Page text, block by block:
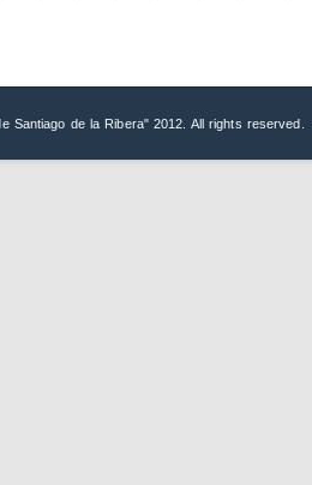
Santiago de la Ribera" 2012. All rights reserved.